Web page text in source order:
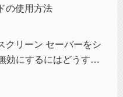
の使用方法
クリーン セーバーをシ
効にするにはどうすれ